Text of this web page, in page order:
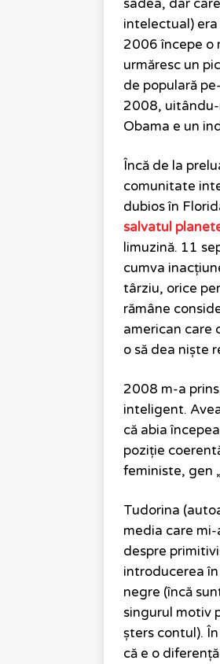
sadea, dar
intelectual)
2006 începe o
urmăresc un
de populară
2008, uitându-
Obama e un
Încă de la
comunitate
dubios în
salvatul
limuzină. 11
cumva
târziu, orice
rămâne
american care
o să dea niște
2008 m-a
inteligent.
că abia
poziție
feministe, gen
Tudorina
media care
despre
introducerea
negre (încă
singurul motiv
șters contul).
că e o